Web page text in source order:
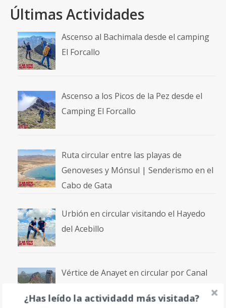
Últimas Actividades
Ascenso al Bachimala desde el camping
El Forcallo
Ascenso a los Picos de la Pez desde el
Camping El Forcallo
Ruta circular entre las playas de
Genoveses y Mónsul | Senderismo en el
Cabo de Gata
Urbión en circular visitando el Hayedo
del Acebillo
Vértice de Anayet en circular por Canal
¿Has leído la actividadd más visitada?